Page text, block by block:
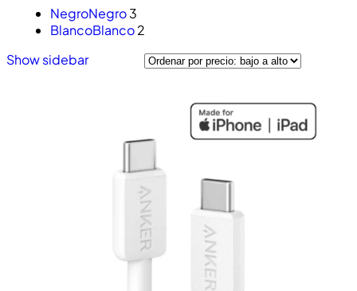
NegroNegro3
BlancoBlanco2
Show sidebar